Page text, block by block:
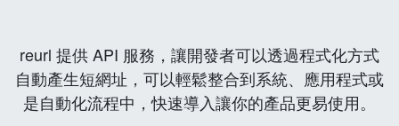
reurl 提供 API 服務，讓開發者可以透過程式化方式
自動產生短網址，可以輕鬆整合到系統、應用程式或
是自動化流程中，快速導入讓你的產品更易使用。